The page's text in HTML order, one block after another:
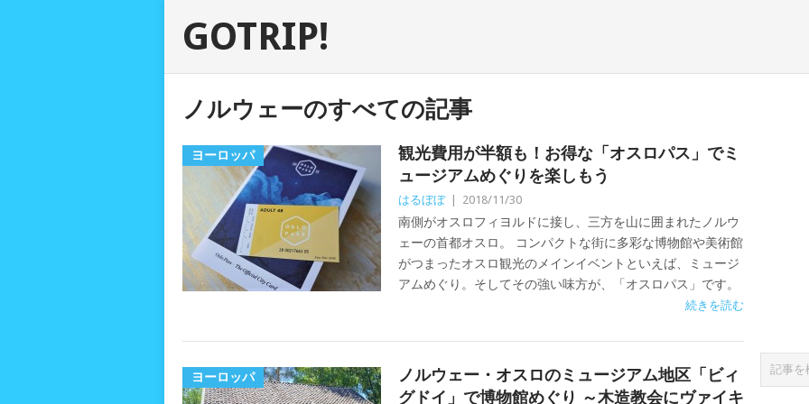
GOTRIP!
ノルウェーのすべての記事
ヨーロッパ
観光費用が半額も！お得な「オスロパス」でミ
ュージアムめぐりを楽しもう
はるぼぼ 2018/11/30
南側がオスロフィヨルドに接し、三方を山に囲まれたノルウ
ェーの首都オスロ。 コンパクトな街に多彩な博物館や美術館
がつまったオスロ観光のメインイベントといえば、ミュージ
アムめぐり。そしてその強い味方が、「オスロパス」です。
続きを読む
ヨーロッパ
ノルウェー・オスロのミュージアム地区「ビィ
グドイ」で博物館めぐり ～木造教会にヴァイキ